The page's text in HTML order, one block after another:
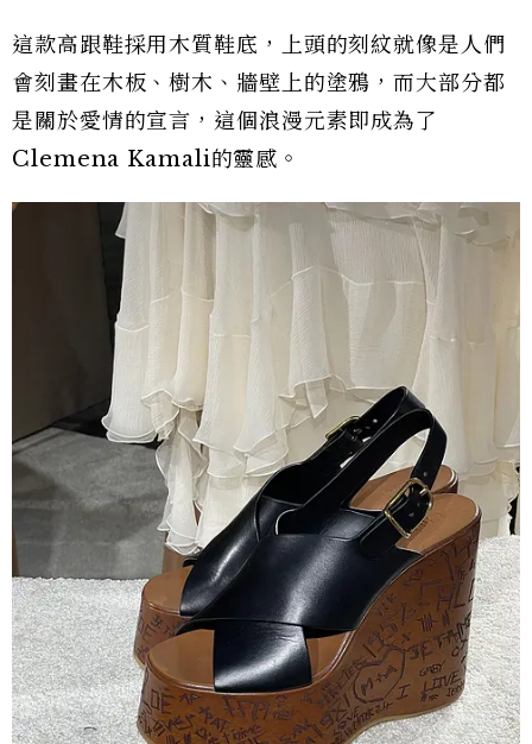
這款高跟鞋採用木質鞋底，上頭的刻紋就像是人們
會刻畫在木板、樹木、牆壁上的塗鴉，而大部分都
是關於愛情的宣言，這個浪漫元素即成為了
Clemena Kamali的靈感。